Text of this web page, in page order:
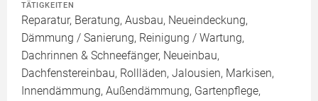
TÄTIGKEITEN
Reparatur, Beratung, Ausbau, Neueindeckung,
Dämmung / Sanierung, Reinigung / Wartung,
Dachrinnen & Schneefänger, Neueinbau,
Dachfenstereinbau, Rollläden, Jalousien, Markisen,
Innendämmung, Außendämmung, Gartenpflege,